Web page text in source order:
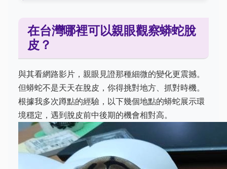
在台灣哪裡可以親眼觀察蟒蛇脫
皮？
與其看網路影片，親眼見證那種細微的變化更震撼。
但蟒蛇不是天天在脫皮，你得挑對地方、抓對時機。
根據我多次蹲點的經驗，以下幾個地點的蟒蛇展示環
境穩定，遇到脫皮前中後期的機會相對高。